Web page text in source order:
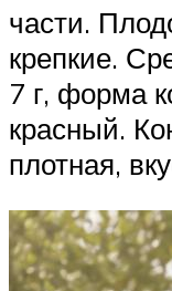
части.
крепкие.
7 г, форма
красный.
плотная,